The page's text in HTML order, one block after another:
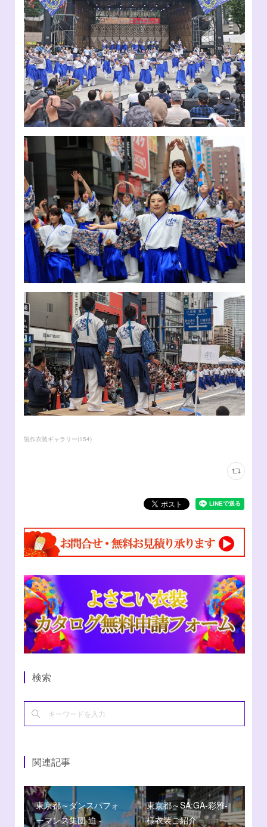
製作衣装ギャラリー(154)
検索
関連記事
東京都～ダンスパフォ
ーマンス集団 迫 -
東京都～SA:GA-彩雅-
様衣装ご紹介